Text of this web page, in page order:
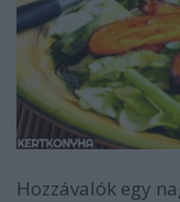
Hozzávalók egy